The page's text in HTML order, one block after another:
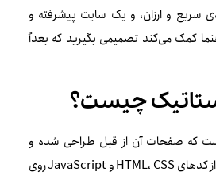
سریع و ارزان، و یک سایت پیشرفته و
کمک می‌کند تصمیمی بگیرید که بعداً
چیست؟
که صفحات آن از قبل طراحی شده و
به‌صورت ثابت با استفاده از کدهای HTML، CSS و JavaScript روی